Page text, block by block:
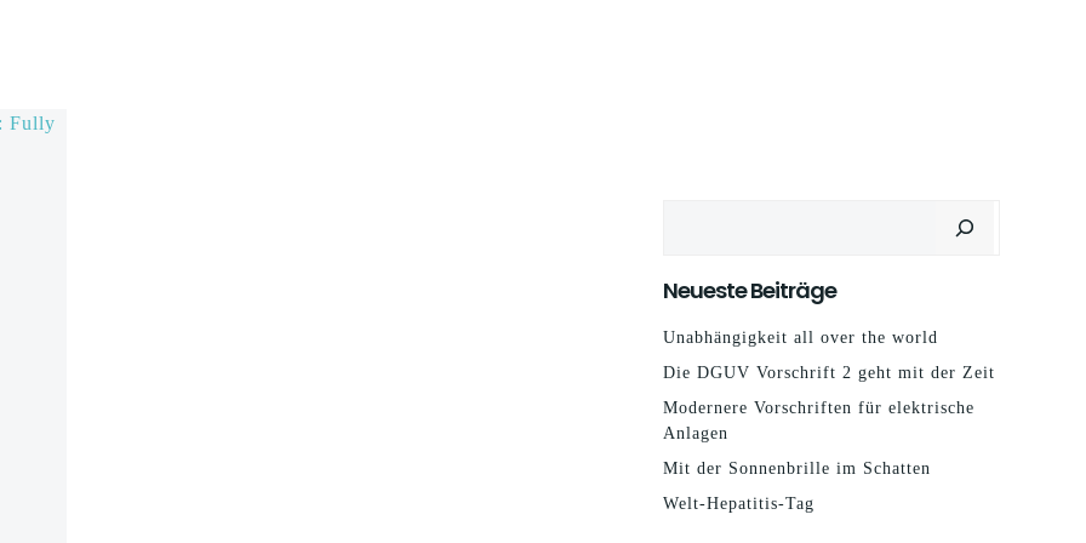
Neueste Beiträge
Unabhängigkeit all over the world
Die DGUV Vorschrift 2 geht mit der Zeit
Modernere Vorschriften für elektrische
Anlagen
Mit der Sonnenbrille im Schatten
Welt-Hepatitis-Tag